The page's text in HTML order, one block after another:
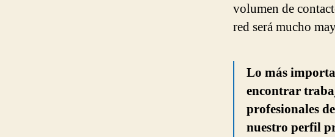
volumen de
red será mucho
Lo más
encontrar
profesionales
nuestro perfil